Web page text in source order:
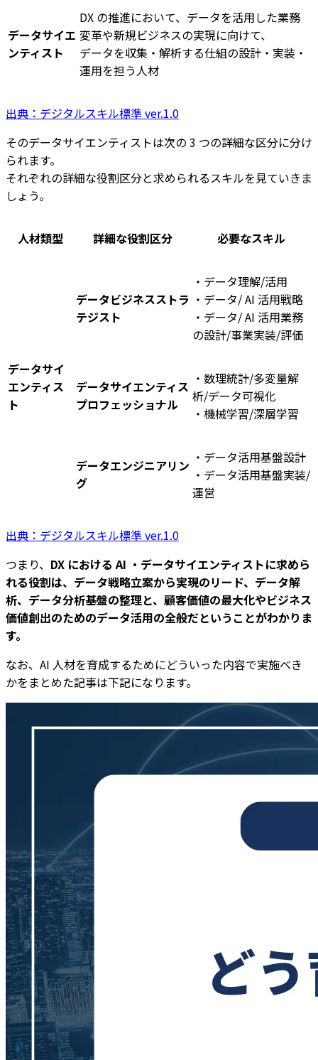
データサイエ
ンティスト
DX の推進において、データを活用した業務
変革や新規ビジネスの実現に向けて、
データを収集・解析する仕組の設計・実装・
運用を担う人材
出典：デジタルスキル標準 ver.1.0
そのデータサイエンティストは次の 3 つの詳細な区分に分け
られます。
それぞれの詳細な役割区分と求められるスキルを見ていきま
しょう。
人材類型 詳細な役割区分 必要なスキル
データサイ
エンティス
ト
データビジネスストラ
テジスト
・データ理解/活用
・データ/ AI 活用戦略
・データ/ AI 活用業務
の設計/事業実装/評価
データサイエンティス
プロフェッショナル
・数理統計/多変量解
析/データ可視化
・機械学習/深層学習
データエンジニアリン
グ
・データ活用基盤設計
・データ活用基盤実装/
運営
出典：デジタルスキル標準 ver.1.0
つまり、 DX における AI ・データサイエンティストに求めら
れる役割は、データ戦略立案から実現のリード、データ解
析、データ分析基盤の整理と、顧客価値の最大化やビジネス
価値創出のためのデータ活用の全般だということがわかりま
す。
なお、AI 人材を育成するためにどういった内容で実施べき
かをまとめた記事は下記になります。